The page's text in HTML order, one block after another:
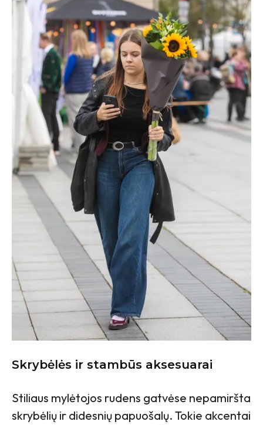
Skrybėlės ir stambūs aksesuarai
Stiliaus mylėtojos rudens gatvėse nepamiršta
skrybėlių ir didesnių papuošalų. Tokie akcentai